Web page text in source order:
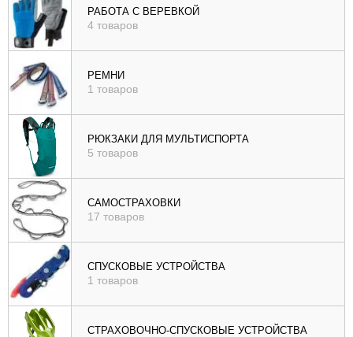
РАБОТА С ВЕРЕВКОЙ
4 товаров
РЕМНИ
1 товаров
РЮКЗАКИ ДЛЯ МУЛЬТИСПОРТА
5 товаров
САМОСТРАХОВКИ
17 товаров
СПУСКОВЫЕ УСТРОЙСТВА
1 товаров
СТРАХОВОЧНО-СПУСКОВЫЕ УСТРОЙСТВА